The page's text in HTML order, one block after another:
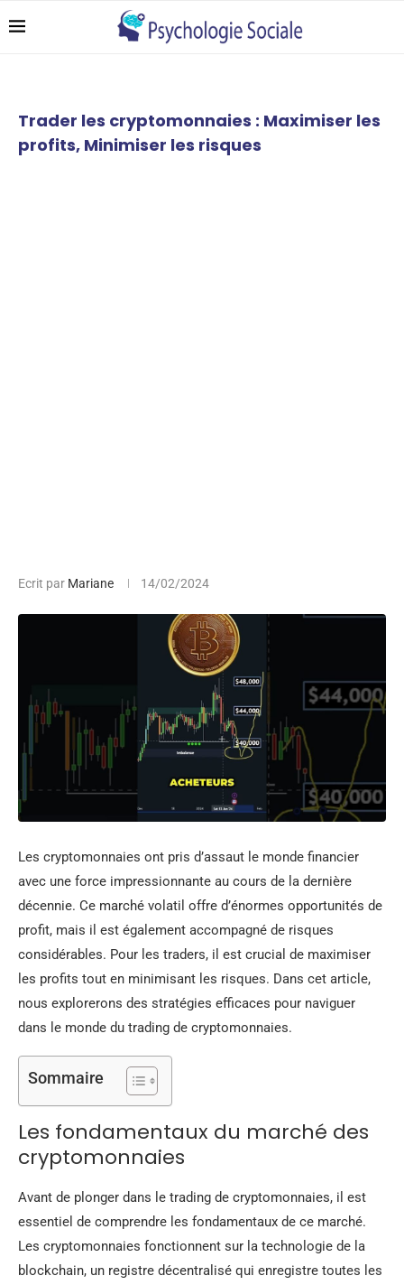
Trader les cryptomonnaies : Maximiser les
profits, Minimiser les risques
Ecrit par Mariane 14/02/2024
Les cryptomonnaies ont pris d’assaut le monde financier
avec une force impressionnante au cours de la dernière
décennie. Ce marché volatil offre d’énormes opportunités de
profit, mais il est également accompagné de risques
considérables. Pour les traders, il est crucial de maximiser
les profits tout en minimisant les risques. Dans cet article,
nous explorerons des stratégies efficaces pour naviguer
dans le monde du trading de cryptomonnaies.
Sommaire
Les fondamentaux du marché des
cryptomonnaies
Avant de plonger dans le trading de cryptomonnaies, il est
essentiel de comprendre les fondamentaux de ce marché.
Les cryptomonnaies fonctionnent sur la technologie de la
blockchain, un registre décentralisé qui enregistre toutes les